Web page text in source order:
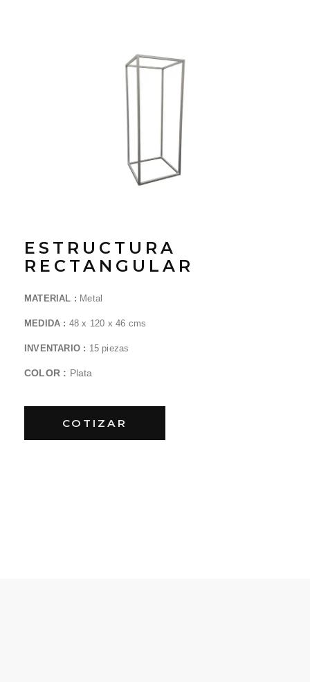
ESTRUCTURA
RECTANGULAR
MATERIAL : Metal
MEDIDA : 48 x 120 x 46 cms
INVENTARIO : 15 piezas
COLOR : Plata
COTIZAR